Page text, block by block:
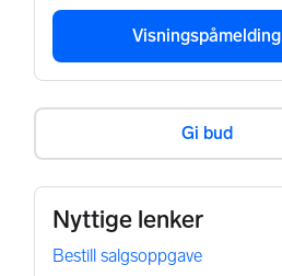
Visningspåmelding
Gi bud
Nyttige lenker
Bestill salgsoppgave